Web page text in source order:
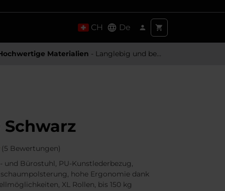
CH De
Materialien - Langlebig und besonders Angenehm
Schwarz
(5 Bewertungen)
und Bürostuhl, PU-Kunstlederbezug,
hohe Ergonomie dank
XL Rollen, bis 150 kg